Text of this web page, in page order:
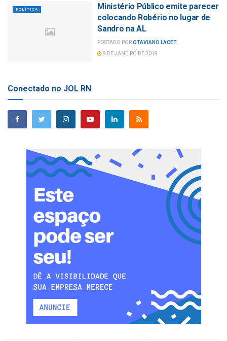
POLÍTICA
Ministério Público emite parecer
colocando Robério no lugar de
Sandro na AL
POSTADO POROTAVIANO LACET
9 DE JANEIRO DE 2019
Conectado no JOL RN